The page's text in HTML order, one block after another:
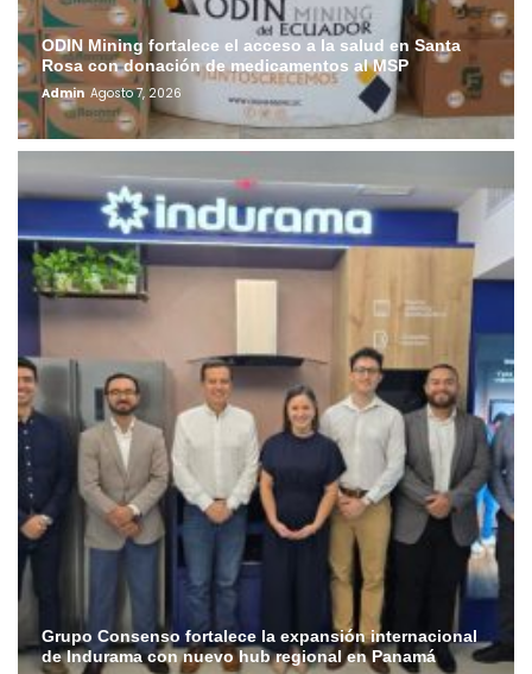
ODIN Mining fortalece el acceso a la salud en Santa
Rosa con donación de medicamentos al MSP
Admin Agosto 7, 2026
Grupo Consenso fortalece la expansión internacional
de Indurama con nuevo hub regional en Panamá